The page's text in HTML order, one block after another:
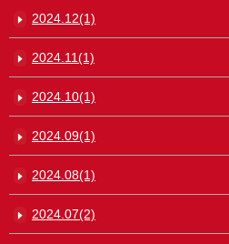
2024.12(1)
2024.11(1)
2024.10(1)
2024.09(1)
2024.08(1)
2024.07(2)